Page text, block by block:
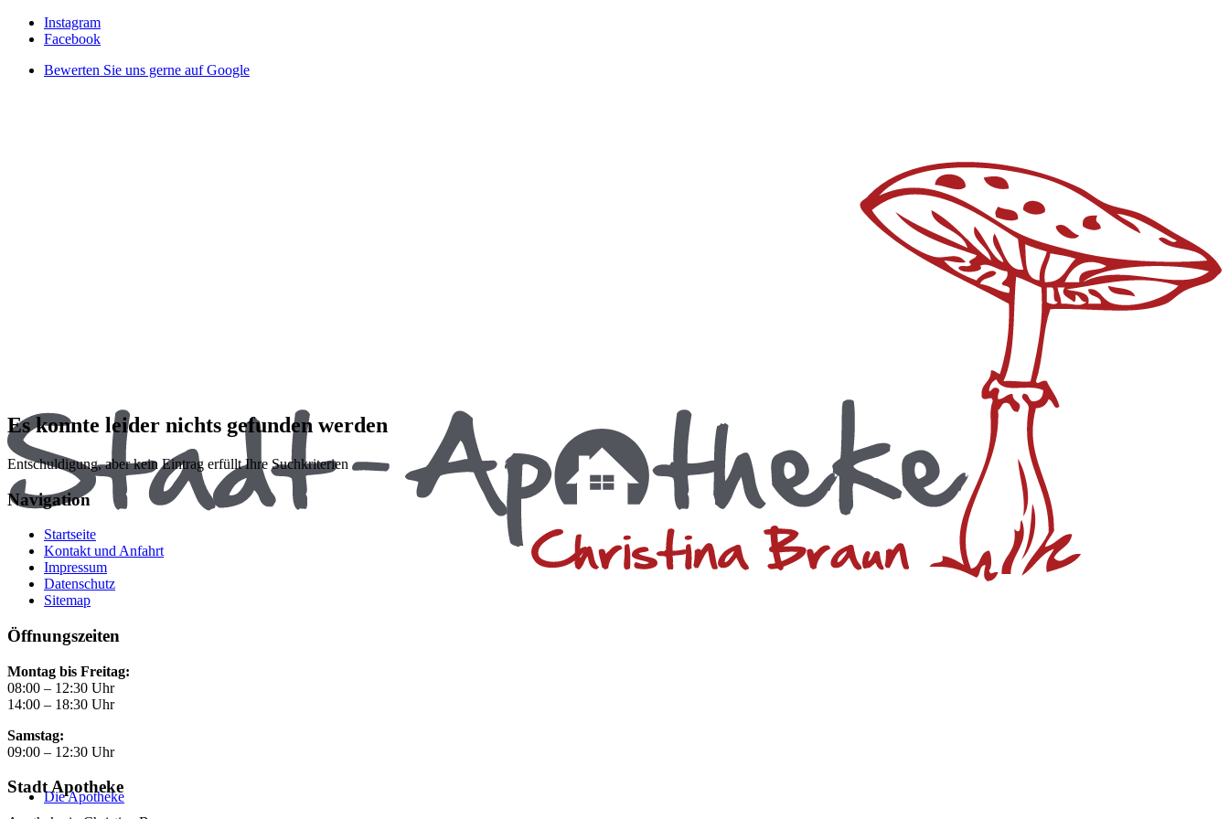
Instagram
Facebook
Bewerten Sie uns gerne auf Google
Die Apotheke
Es konnte leider nichts gefunden werden
Entschuldigung, aber kein Eintrag erfüllt Ihre Suchkriterien
Navigation
Startseite
Kontakt und Anfahrt
Impressum
Datenschutz
Sitemap
Öffnungszeiten
Montag bis Freitag:
08:00 – 12:30 Uhr
14:00 – 18:30 Uhr
Samstag:
09:00 – 12:30 Uhr
Stadt Apotheke